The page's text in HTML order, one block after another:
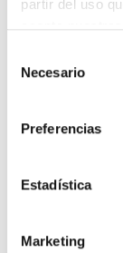
partir del uso
Necesario
Preferencias
Estadística
Marketing